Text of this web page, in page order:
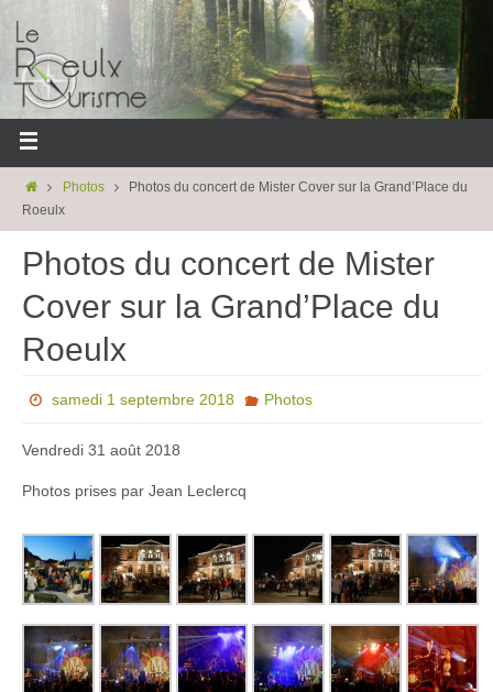
Photos
Photos du concert de Mister Cover sur la Grand’Place du
Roeulx
Photos du concert de Mister
Cover sur la Grand’Place du
Roeulx
samedi 1 septembre 2018 Photos
Vendredi 31 août 2018
Photos prises par Jean Leclercq